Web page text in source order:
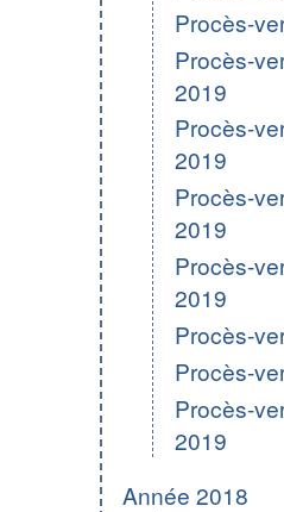
Procès-
Procès-
2019
Procès-
2019
Procès-
2019
Procès-
2019
Procès-
Procès-
Procès-
2019
Année 2018